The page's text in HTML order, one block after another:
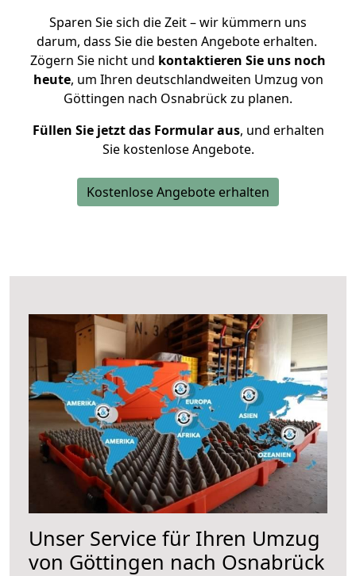
Sparen Sie sich die Zeit – wir kümmern uns
darum, dass Sie die besten Angebote erhalten.
Zögern Sie nicht und kontaktieren Sie uns noch
heute, um Ihren deutschlandweiten Umzug von
Göttingen nach Osnabrück zu planen.
Füllen Sie jetzt das Formular aus, und erhalten
Sie kostenlose Angebote.
Kostenlose Angebote erhalten
Unser Service für Ihren Umzug
von Göttingen nach Osnabrück